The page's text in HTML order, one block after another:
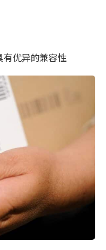
有优异的兼容性